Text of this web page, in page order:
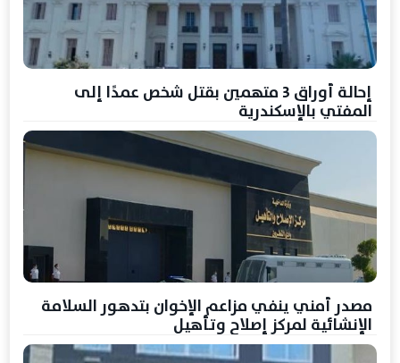
إحالة أوراق 3 متهمين بقتل شخص عمدًا إلى
المفتي بالإسكندرية
مصدر أمني ينفي مزاعم الإخوان بتدهور السلامة
الإنشائية لمركز إصلاح وتأهيل